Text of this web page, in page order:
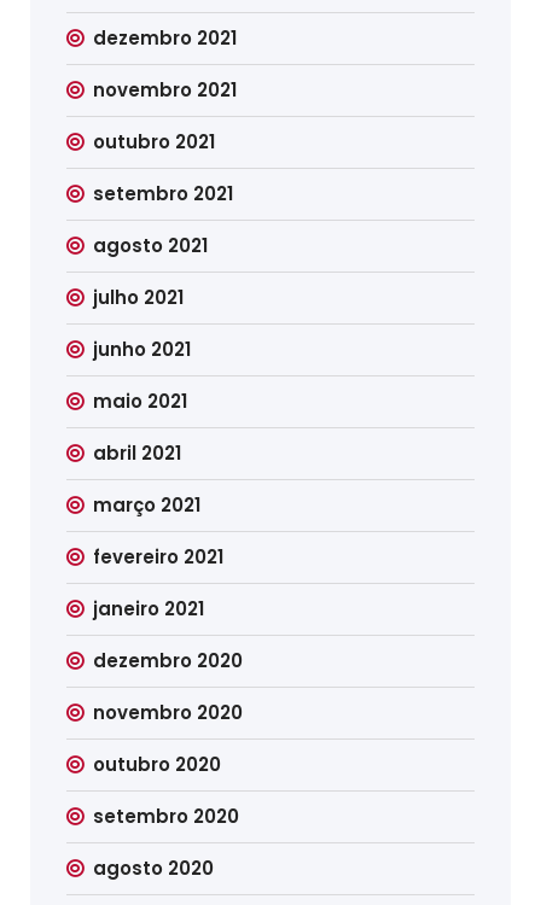
dezembro 2021
novembro 2021
outubro 2021
setembro 2021
agosto 2021
julho 2021
junho 2021
maio 2021
abril 2021
março 2021
fevereiro 2021
janeiro 2021
dezembro 2020
novembro 2020
outubro 2020
setembro 2020
agosto 2020